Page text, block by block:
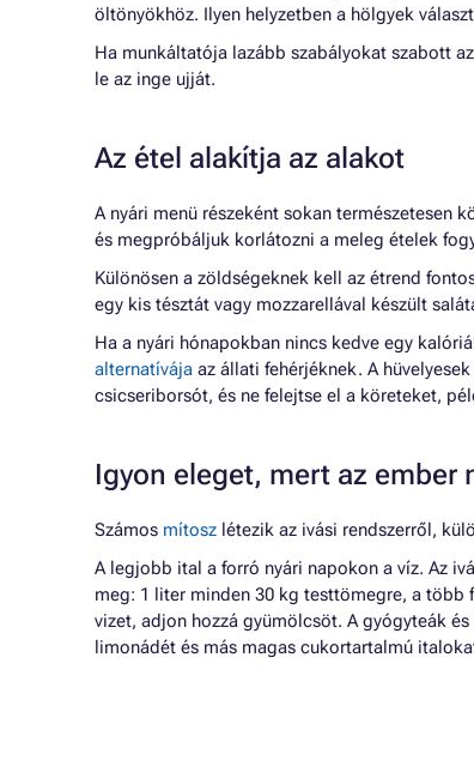
öltönyökhöz. Ilyen helyzetben a hölgyek
Ha munkáltatója lazább szabályokat szabott
le az inge ujját.
Az étel alakítja az alakot
A nyári menü részeként sokan természetesen
és megpróbáljuk korlátozni a meleg ételek
Különösen a zöldségeknek kell az étrend
egy kis tésztát vagy mozzarellával készült
Ha a nyári hónapokban nincs kedve egy
alternatívája az állati fehérjéknek. A
csicseriborsót, és ne felejtse el a köreteket,
Igyon eleget, mert az ember
Számos mítosz létezik az ivási rendszerről,
A legjobb ital a forró nyári napokon a víz. Az
meg: 1 liter minden 30 kg testtömegre, a több
vizet, adjon hozzá gyümölcsöt. A gyógyteák
limonádét és más magas cukortartalmú